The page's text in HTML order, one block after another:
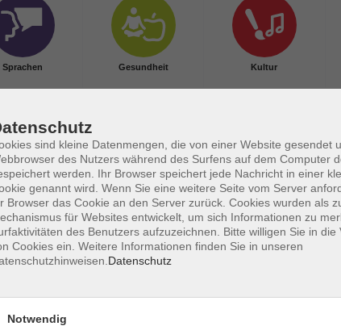
Sprachen Gesundheit Kultur
sind kleine Datenmengen, die von einer Website gesendet
des Nutzers während des Surfens auf dem Computer
werden. Ihr Browser speichert jede Nachricht in einer
genannt wird. Wenn Sie eine weitere Seite vom Server
Browser das Cookie an den Server zurück. Cookies wurden als
für Websites entwickelt, um sich Informationen zu
des Benutzers aufzuzeichnen. Bitte willigen Sie in die
Cookies ein. Weitere Informationen finden Sie in unseren
Datenschutz
Notwendig